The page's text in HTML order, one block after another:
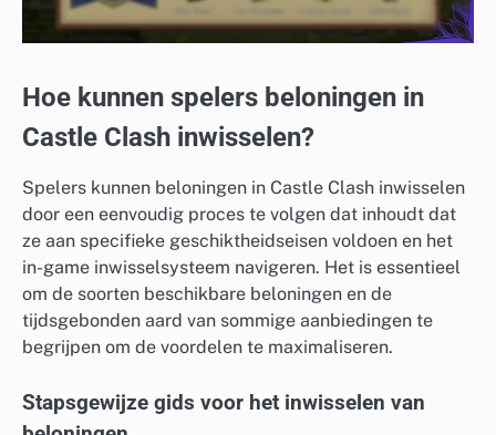
Hoe kunnen spelers beloningen in
Castle Clash inwisselen?
Spelers kunnen beloningen in Castle Clash inwisselen
door een eenvoudig proces te volgen dat inhoudt dat
ze aan specifieke geschiktheidseisen voldoen en het
in-game inwisselsysteem navigeren. Het is essentieel
om de soorten beschikbare beloningen en de
tijdsgebonden aard van sommige aanbiedingen te
begrijpen om de voordelen te maximaliseren.
Stapsgewijze gids voor het inwisselen van